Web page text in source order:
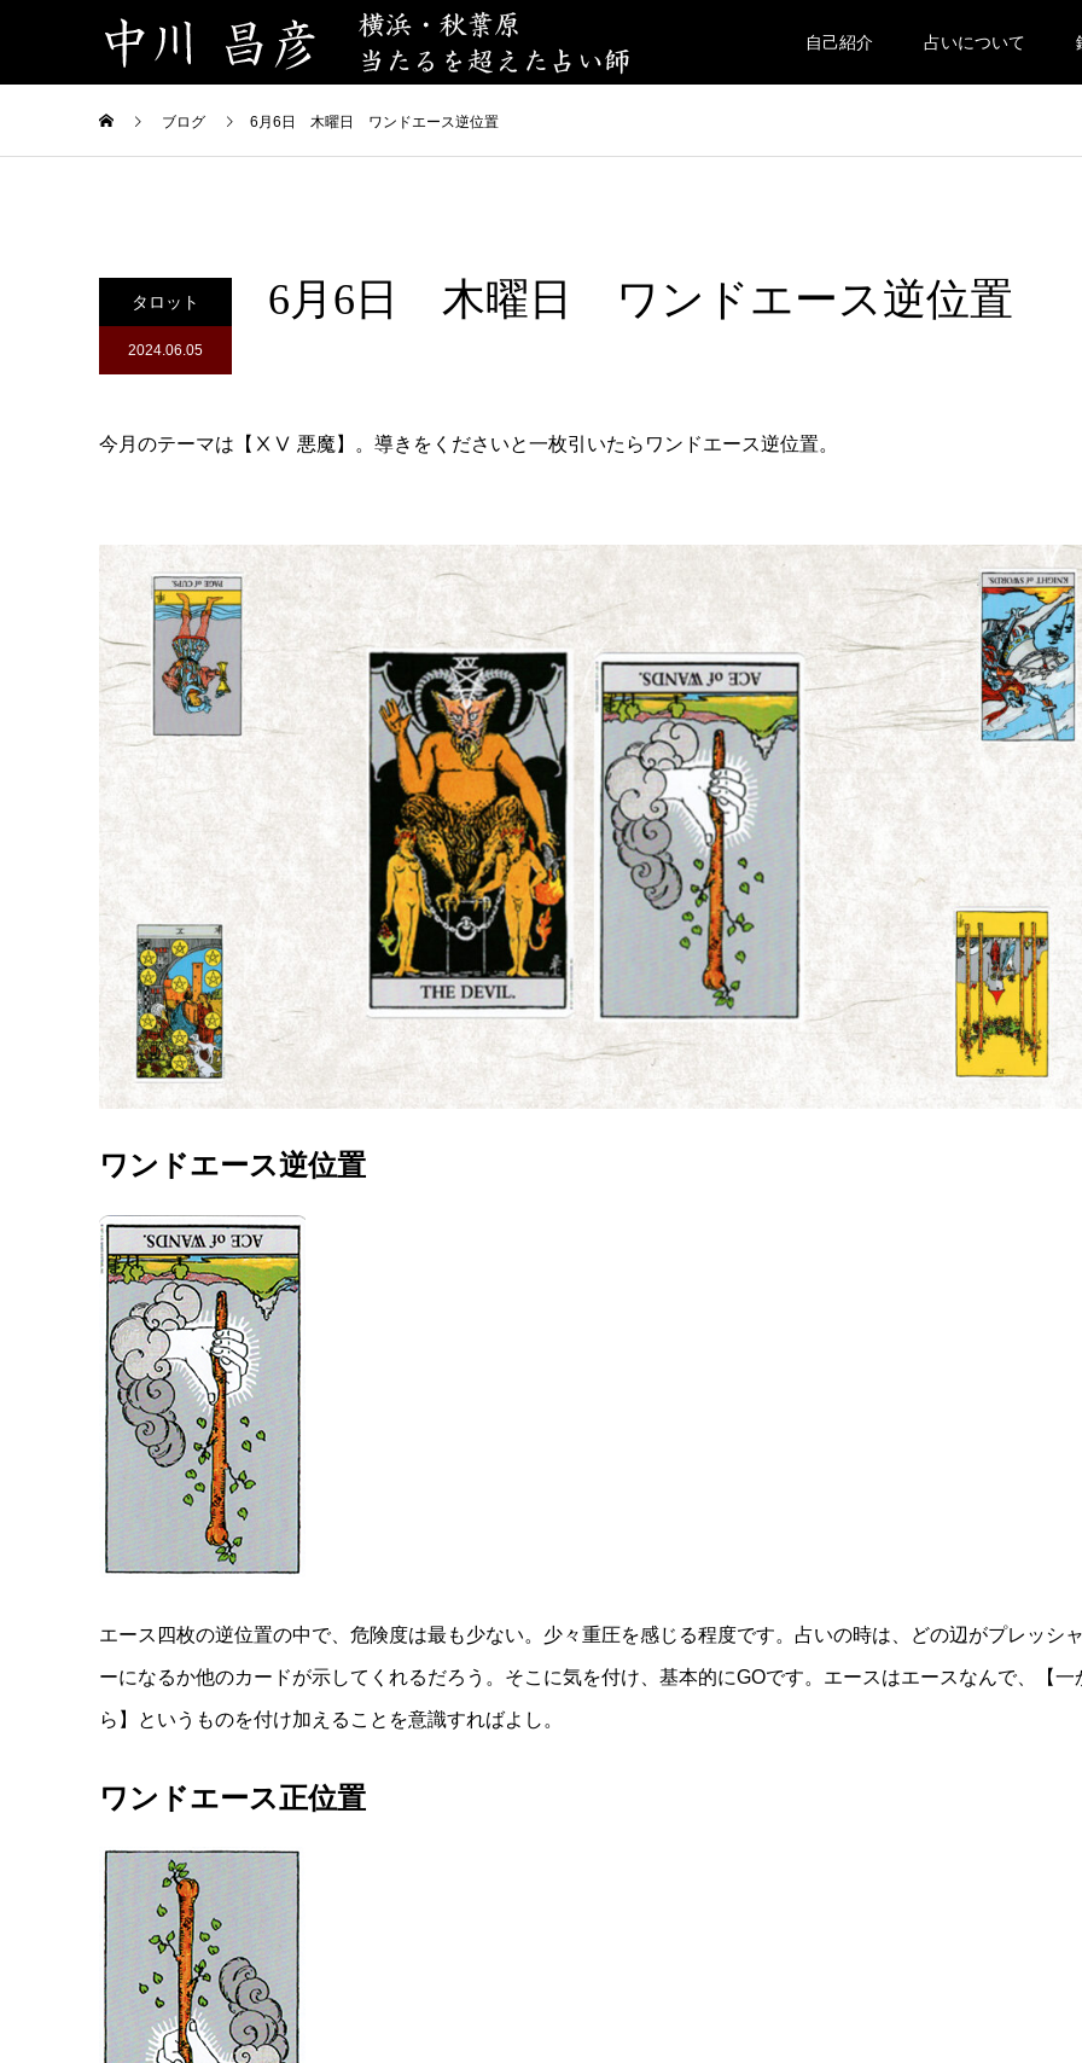
自己紹介 占いについて
ブログ 6月6日 木曜日 ワンドエース逆位置
タロット
2024.06.05
6月6日 木曜日 ワンドエース逆位置
今月のテーマは【ⅩⅤ 悪魔】。導きをくださいと一枚引いたらワンドエース逆位置。
ワンドエース逆位置
エース四枚の逆位置の中で、危険度は最も少ない。少々重圧を感じる程度です。占いの時は、どの辺がプレッシ
ーになるか他のカードが示してくれるだろう。そこに気を付け、基本的にGOです。エースはエースなんで、【一
ら】というものを付け加えることを意識すればよし。
ワンドエース正位置